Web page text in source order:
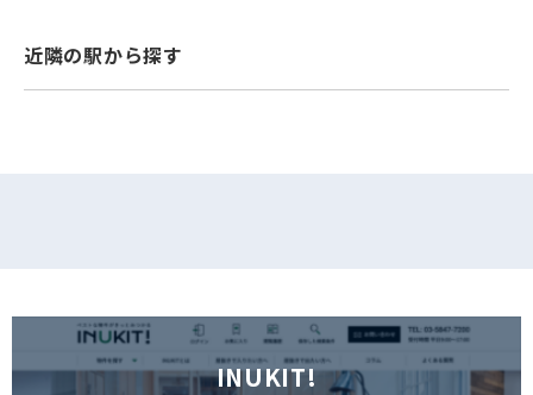
近隣の駅から探す
INUKIT!